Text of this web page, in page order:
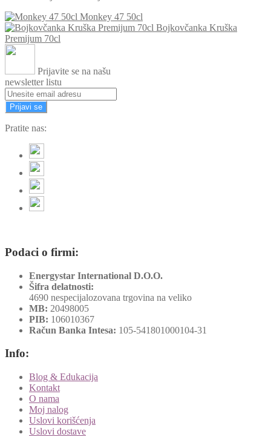
Monkey 47 50cl
Bojkovčanka Kruška
Premijum 70cl
Prijavite se na našu
newsletter listu
Prijavi se
Pratite nas:
Podaci o firmi:
Energystar International D.O.O.
Šifra delatnosti:
4690 nespecijalozovana trgovina na veliko
MB: 20498005
PIB: 106010367
Račun Banka Intesa: 105-541801000104-31
Info:
Blog & Edukacija
Kontakt
O nama
Moj nalog
Uslovi korišćenja
Uslovi dostave